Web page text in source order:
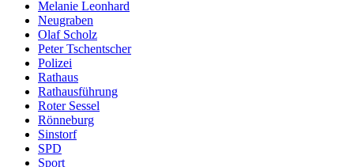
Melanie Leonhard
Neugraben
Olaf Scholz
Peter Tschentscher
Polizei
Rathaus
Rathausführung
Roter Sessel
Rönneburg
Sinstorf
SPD
Sport